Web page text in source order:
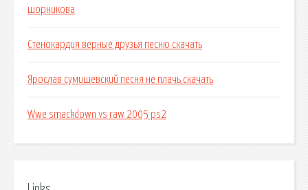
шорникова
Стенокардия верные друзья песню скачать
Ярослав сумишевский песня не плачь скачать
Wwe smackdown vs raw 2005 ps2